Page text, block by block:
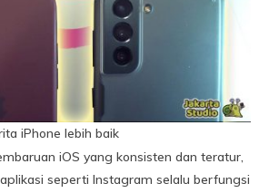
iPhone lebih baik
iOS yang konsisten dan teratur,
seperti Instagram selalu berfungsi